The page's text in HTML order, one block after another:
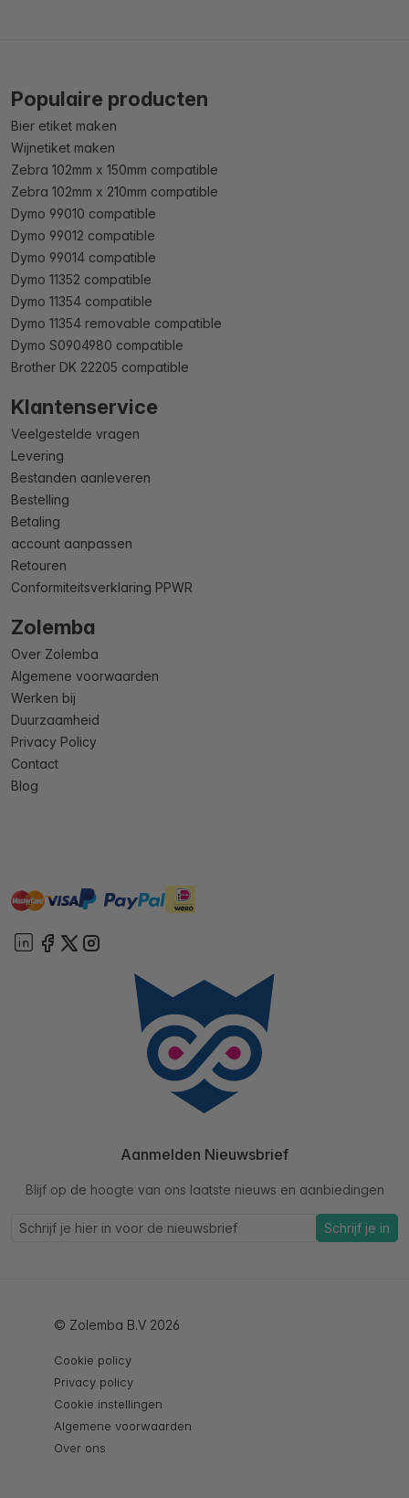
Populaire producten
Bier etiket maken
Wijnetiket maken
Zebra 102mm x 150mm compatible
Zebra 102mm x 210mm compatible
Dymo 99010 compatible
Dymo 99012 compatible
Dymo 99014 compatible
Dymo 11352 compatible
Dymo 11354 compatible
Dymo 11354 removable compatible
Dymo S0904980 compatible
Brother DK 22205 compatible
Klantenservice
Veelgestelde vragen
Levering
Bestanden aanleveren
Bestelling
Betaling
account aanpassen
Retouren
Conformiteitsverklaring PPWR
Zolemba
Over Zolemba
Algemene voorwaarden
Werken bij
Duurzaamheid
Privacy Policy
Contact
Blog
mastervisa paypal ideal
Aanmelden Nieuwsbrief
Blijf op de hoogte van ons laatste nieuws en aanbiedingen
Schrijf je in
© Zolemba B.V 2026
Cookie policy
Privacy policy
Cookie instellingen
Algemene voorwaarden
Over ons